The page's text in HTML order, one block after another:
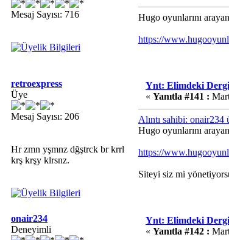
Mesaj Sayısı: 716 Hugo oyunlarını
https://
retroexpress
Üye
Mesaj Sayısı: 206
Hr zmn yşmnz dğştrck br krrl
krş krşy klrsnz.
Ynt: Elimdeki
« Yanıtla #141 :
Alıntı sahibi:
Hugo oyunlarını
https://
Siteyi siz mi
onair234
Deneyimli
Ynt: Elimdeki
« Yanıtla #142 :